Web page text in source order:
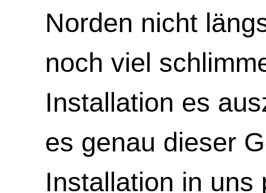
Norden nicht
noch viel
Installation es
es genau dieser
Installation in uns